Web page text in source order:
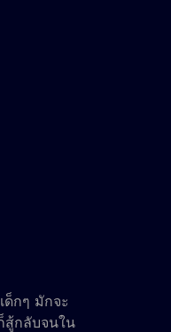
ด็กๆ มักจะ
สู้กลับจนใน